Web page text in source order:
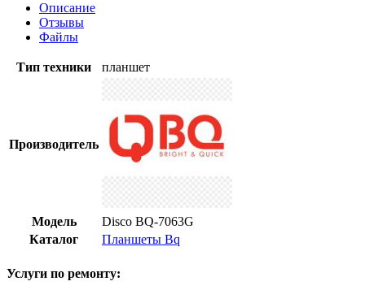
Описание
Отзывы
Файлы
Тип техники планшет
Производитель
Модель
Disco BQ-7063G
Каталог
Планшеты Bq
Услуги по ремонту: